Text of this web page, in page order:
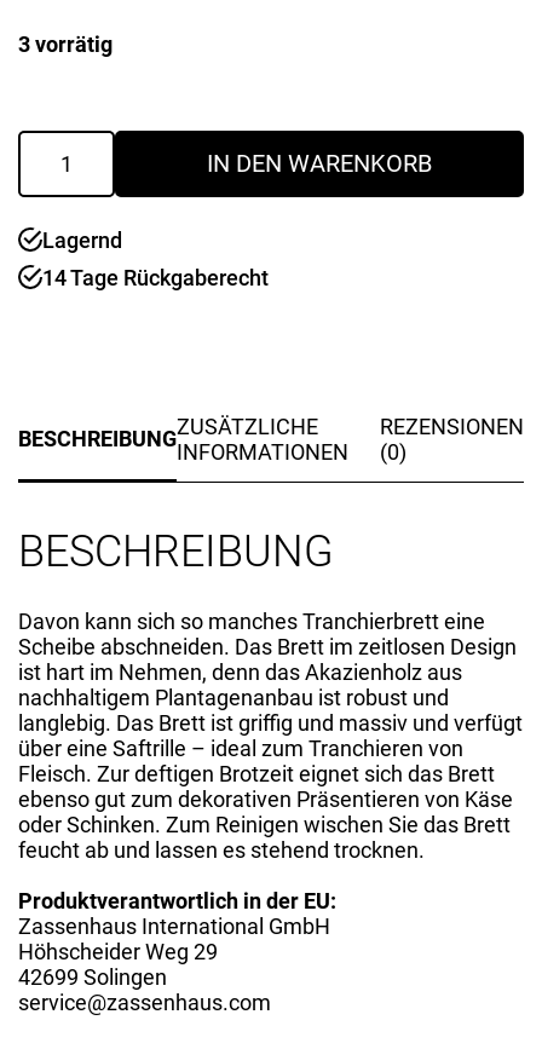
3 vorrätig
Tranchierbrett
x
cm
Gummibaum
Menge
IN DEN WARENKORB
Lagernd
14 Tage Rückgaberecht
BESCHREIBUNGZUSÄTZLICHE
INFORMATIONEN
REZENSIONEN
(0)
BESCHREIBUNG
Davon kann sich so manches Tranchierbrett eine
Scheibe abschneiden. Das Brett im zeitlosen Design
ist hart im Nehmen, denn das Akazienholz aus
nachhaltigem Plantagenanbau ist robust und
langlebig. Das Brett ist griffig und massiv und verfügt
über eine Saftrille – ideal zum Tranchieren von
Fleisch. Zur deftigen Brotzeit eignet sich das Brett
ebenso gut zum dekorativen Präsentieren von Käse
oder Schinken. Zum Reinigen wischen Sie das Brett
feucht ab und lassen es stehend trocknen.
Produktverantwortlich in der EU:
Zassenhaus International GmbH
Höhscheider Weg 29
42699 Solingen
service@zassenhaus.com